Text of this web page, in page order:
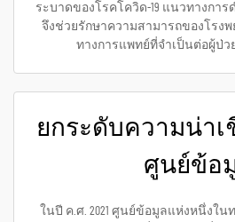
ระบาดของโรคโควิด-19 แนวทางการ
จึงช่วยรักษาความสามารถของโรง
ทางการแพทย์ที่จำเป็นต่อผู้ป่ว
ยกระดับความน่า
ศูนย์ข้อ
ในปี ค.ศ. 2021 ศูนย์ข้อมูลแห่งหนึ่งใน